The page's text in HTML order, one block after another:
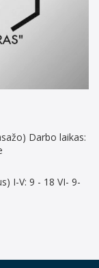
Darbo laikas:
I-V: 9 - 18 VI- 9-